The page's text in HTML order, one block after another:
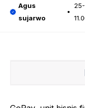
Agus
sujarwo